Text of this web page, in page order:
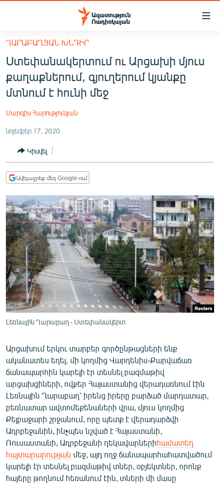
Մատչելիության
հիմնական
բովանդակությանը
հիմնական
մենյուին
ՀԱՅԱՍՏԱՆ
ՔԱՂԱՔԱԿԱՆ
ՏՆՏԵՍՈՒԹՅՈՒՆ
ՂԱՐԱԲԱՂ
ՏԱՐԱԾԱՇՐՋԱՆ
ՄԻՋԱԶԳԱՅԻՆ
ՄՇԱԿՈՒՅԹ
ՍՊՈՐՏ
ՄԵԿՆԱԲԱՆՈՒԹՅՈՒՆ
ՏՏ ԵՒ ԻՆՏԵՐՆԵՏ
ՏԵՍԱՆՅՈՒԹԵՐ
ԲԱՆԱՎԵՃ
ՁԳՏԵԼՈՎ ԼԱՎԱԳՈՒՅՆԻՆ
ՓՈԴՔԱՍԹ
Հայերեն
English
Русский
ՂԱՐԱԲԱՂՅԱՆ ԽՆԴԻՐ
Ստեփանակերտում ու Արցախի մյուս
քաղաքներում, գյուղերում կյանքը
մտնում է հունի մեջ
Սարգիս Հարությունյան
նոյեմբեր 17, 2020
Կիսվել
Ավելացրեք մեզ Google-ում
Լեռնային Ղարաբաղ - Ստեփանակերտ
Արցախում երկու տարբեր գործընթացների ենք
ականատես եղել․ մի կողմից Վարդենիս-Քարվաճառ
ճանապարհին կարելի էր տեսնել բազմաթիվ
արցախցիների, ովքեր Հայաստանից վերադառնում էին
Լեռնային Ղարաբաղ՝ իրենց իրերը բարձած մարդատար,
բեռնատար ավտոմեքենաների վրա, մյուս կողմից
Քելբաջարի շրջանում, որը պետք է վերադարձվի
Ադրբեջանին, ինչպես նշված է Հայաստանի,
Ռուսաստանի, Ադրբեջանի ղեկավարներիհամատեղ
հայտարարության մեջ, այդ ողջ ճանապարհահատվածում
կարելի էր տեսնել բազմաթիվ տներ, օբյեկտներ, որոնք
հայերը թողնում հեռանում էին, տների մի մասը